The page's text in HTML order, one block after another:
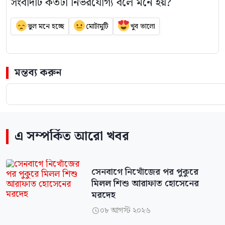
ভুল মনে হচ্ছে মোটামুটি খুব ভালো
মন্তব্য করুন
এ সম্পর্কিত আরো খবর
সেনবাগে নিখোঁজের পর পুকুরে
মিলল শিশু আরাফাত হোসেনের
মরদেহ
০৮ আগস্ট ২০২৬